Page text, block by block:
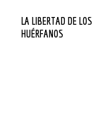
LA LIBERTAD DE LOS
HUÉRFANOS